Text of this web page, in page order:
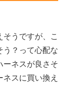
うですが、こ
う？って心配な
ーネスが良さそ
スに買い換え